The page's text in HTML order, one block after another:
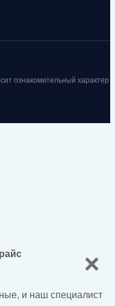
ознакомительный характер
и наш специалист